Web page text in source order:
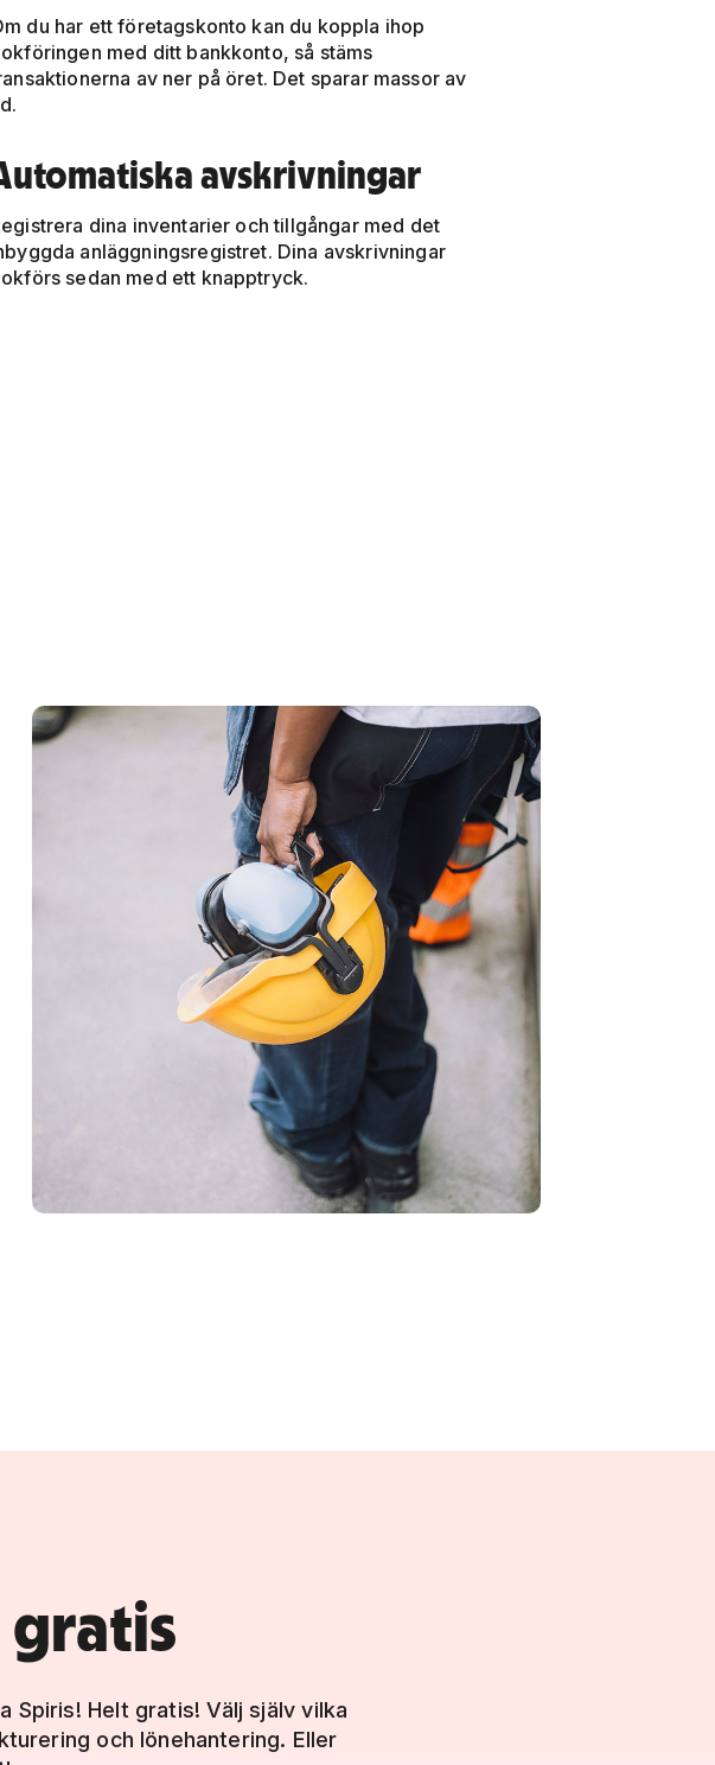
du har ett företagskonto kan du koppla ihop
med ditt bankkonto, så stäms
av ner på öret. Det sparar massor av
avskrivningar
dina inventarier och tillgångar med det
anläggningsregistret. Dina avskrivningar
sedan med ett knapptryck.
gratis
Spiris! Helt gratis! Välj själv vilka
och lönehantering. Eller